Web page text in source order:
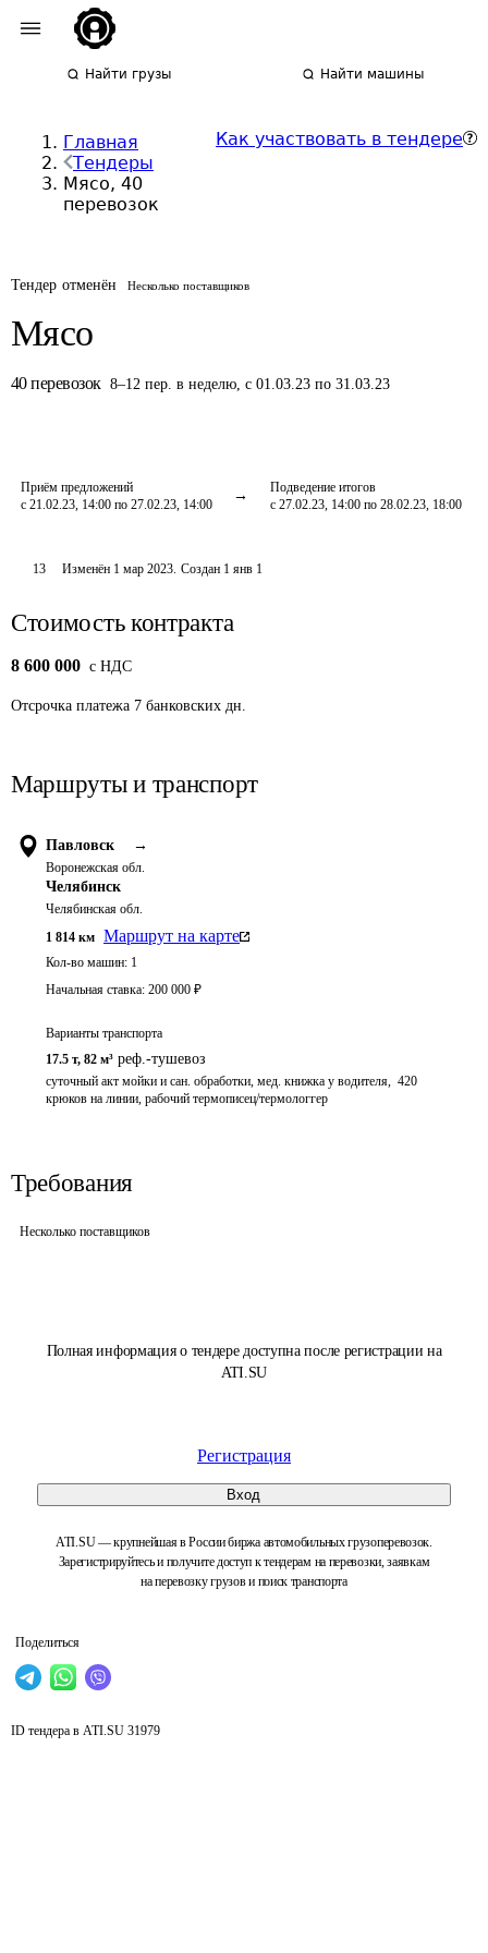
Найти грузы Найти машины
Главная
Тендеры
Мясо, 40
перевозок
Как участвовать в тендере
Тендер отменён Несколько поставщиков
Мясо
40 перевозок 8–12 пер. в неделю, с 01.03.23 по 31.03.23
Приём предложений
с 21.02.23, 14:00 по 27.02.23, 14:00
Подведение итогов
с 27.02.23, 14:00 по 28.02.23, 18:00
Полная информация о тендере доступна после регистрации на
ATI.SU
Регистрация
Вход
ATI.SU — крупнейшая в России биржа автомобильных грузоперевозок.
Зарегистрируйтесь и получите доступ к тендерам на перевозки, заявкам
на перевозку грузов и поиск транспорта
Поделиться
13 Изменён 1 мар 2023. Создан 1 янв 1
Стоимость контракта
8 600 000 c НДС
Отсрочка платежа 7 банковских дн.
Маршруты и транспорт
Павловск →
Воронежская обл.
Челябинск
Челябинская обл.
1 814 км Маршрут на карте
Кол-во машин: 1
Начальная ставка: 200 000 ₽
Варианты транспорта
17.5 т, 82 м³ реф.-тушевоз
суточный акт мойки и сан. обработки, мед. книжка у водителя,  420
крюков на линии, рабочий термописец/термологгер
Требования
Несколько поставщиков
ID тендера в ATI.SU 31979